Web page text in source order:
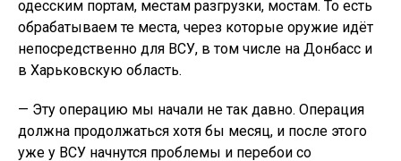
одесским портам, местам разгрузки, мостам. То есть
обрабатываем те места, через которые оружие идёт
непосредственно для ВСУ, в том числе на Донбасс и
в Харьковскую область.
— Эту операцию мы начали не так давно. Операция
должна продолжаться хотя бы месяц, и после этого
уже у ВСУ начнутся проблемы и перебои со